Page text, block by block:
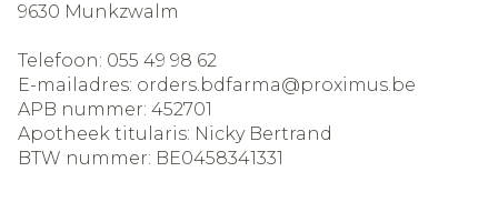
9630 Munkzwalm
Telefoon: 055 49 98 62
E-mailadres: orders.bdfarma@proximus.be
APB nummer: 452701
Apotheek titularis: Nicky Bertrand
BTW nummer: BE0458341331